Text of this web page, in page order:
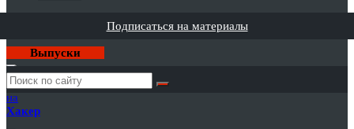
Подписаться на материалы
Выпуски
Годовая
подписка
на
Хакер